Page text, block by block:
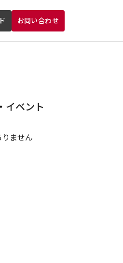
お問い合わせ
イベント
ません